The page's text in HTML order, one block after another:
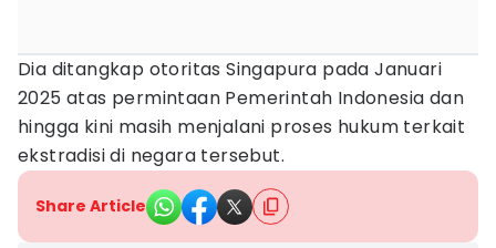
Dia ditangkap otoritas Singapura pada Januari
2025 atas permintaan Pemerintah Indonesia dan
hingga kini masih menjalani proses hukum terkait
ekstradisi di negara tersebut.
Share Article